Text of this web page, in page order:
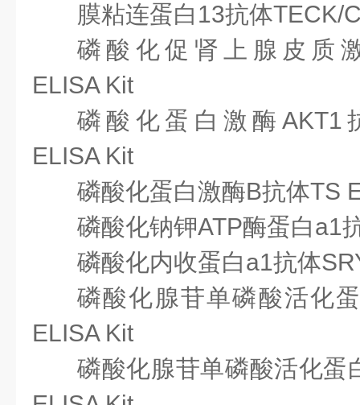
膜粘连蛋白13抗体TECK/
磷酸化促肾上腺皮质
ELISA Kit
磷酸化蛋白激酶AKT1
ELISA Kit
磷酸化蛋白激酶B抗体TS
磷酸化钠钾ATP酶蛋白a1
磷酸化内收蛋白a1抗体
磷酸化腺苷单磷酸活化
ELISA Kit
磷酸化腺苷单磷酸活化蛋